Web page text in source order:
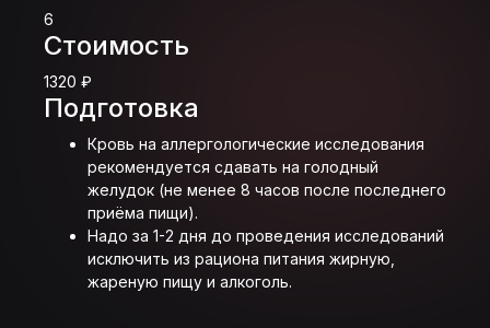
6
Стоимость
1320 ₽
Подготовка
Кровь на аллергологические исследования
рекомендуется сдавать на голодный
желудок (не менее 8 часов после последнего
приёма пищи).
Надо за 1-2 дня до проведения исследований
исключить из рациона питания жирную,
жареную пищу и алкоголь.